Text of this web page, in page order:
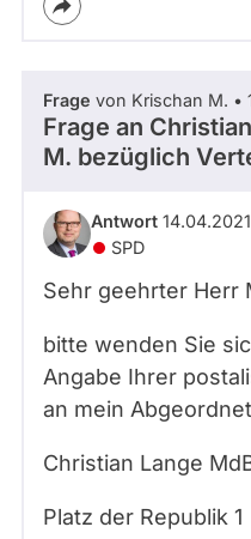
Frage von Krischan M. •
Frage an
M. bezüglich
Antwort
SPD
Sehr geehrter Herr
bitte wenden Sie
Angabe Ihrer
an mein
Christian Lange
Platz der Republik 1